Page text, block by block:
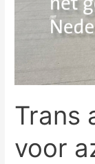
Trans
voor